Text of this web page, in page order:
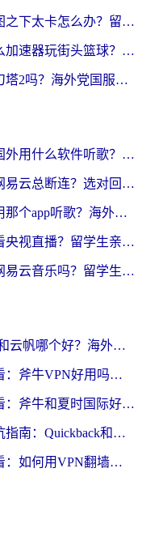
国外打鸿图之下太卡怎么办？留学生亲测有效的国服游戏加速方案
日本用什么加速器玩街头篮球？海外党国服游戏不卡顿的终极攻略
外国人打刀塔2吗？海外党国服游戏加速避坑全攻略
中国人在国外用什么软件听歌？别再被地域限制卡脖子，这篇教你轻松解锁国内音乐库
在海外听网易云总断连？选对回国加速器，告别地区限制和卡顿
国外可以用那个app听歌？海外党亲测有效的回国加速方案，轻松听国内音乐听书
海外怎么看央视直播？留学生亲测：3步解决版权限制+追剧自由
国外能用网易云音乐吗？留学生亲测：3步解决海外听歌难题
Quickback和云帆哪个好？海外党2026亲测指南：选对加速器大陆工具，无缝刷国内剧玩国服
海外党必看：斧牛VPN好用吗？和GoLinkVPN对比哪个回国效果更好？
海外党必看：斧牛和夏时国际好用吗？3步选对回国加速器，无缝刷国内资源
海外党踩坑指南：Quickback和归雁好用吗？选对加速器才能无缝刷国内资源
海外党必看：如何用VPN翻墙到大陆PTT？一篇解决你所有回国加速痛点